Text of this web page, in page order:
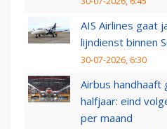
AIS Airlines gaat
lijndienst binnen
30-07-2026, 6:30
Airbus
halfjaar: eind
per maand